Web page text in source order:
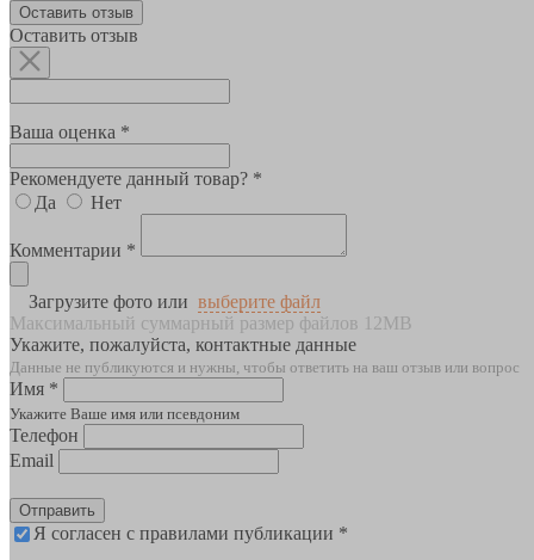
Оставить отзыв
Оставить отзыв
Ваша оценка *
Рекомендуете данный товар? *
Да
Нет
Комментарии *
Загрузите фото или выберите файл
Максимальный суммарный размер файлов 12MB
Укажите, пожалуйста, контактные данные
Данные не публикуются и нужны, чтобы ответить на ваш отзыв или вопрос
Имя *
Укажите Ваше имя или псевдоним
Телефон
Email
Отправить
Я согласен с правилами публикации *